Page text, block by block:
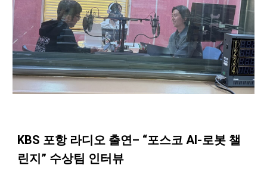
KBS 포항 라디오 출연– “포스코 AI-로봇 챌
린지” 수상팀 인터뷰